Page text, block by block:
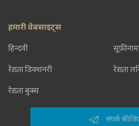
हमारी वेबसाइट्स
हिन्दवी
रेख़्ता डिक्शनरी रेख़्ता
रेख़्ता बुक्स
संपर्क